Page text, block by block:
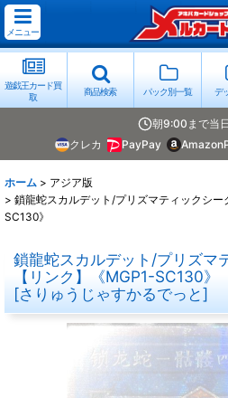
メニュー
遊戯王カード買
取
商品検索 パック別一覧 デ
朝9:00まで当
クレカ
PayPay
ホーム > アジア版
> 鎖龍蛇スカルデット/プリズマティックシ
SC130》
鎖龍蛇スカルデット/プリズマ
【リンク】《MGP1-SC130》
[さりゅうじゃすかるでっと]